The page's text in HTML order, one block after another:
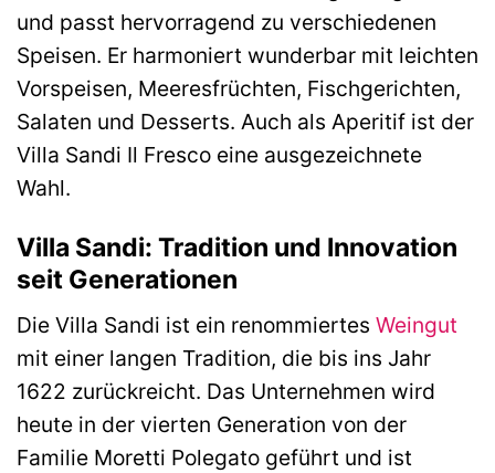
und passt hervorragend zu verschiedenen
Speisen. Er harmoniert wunderbar mit leichten
Vorspeisen, Meeresfrüchten, Fischgerichten,
Salaten und Desserts. Auch als Aperitif ist der
Villa Sandi Il Fresco eine ausgezeichnete
Wahl.
Villa Sandi: Tradition und Innovation
seit Generationen
Die Villa Sandi ist ein renommiertes Weingut
mit einer langen Tradition, die bis ins Jahr
1622 zurückreicht. Das Unternehmen wird
heute in der vierten Generation von der
Familie Moretti Polegato geführt und ist